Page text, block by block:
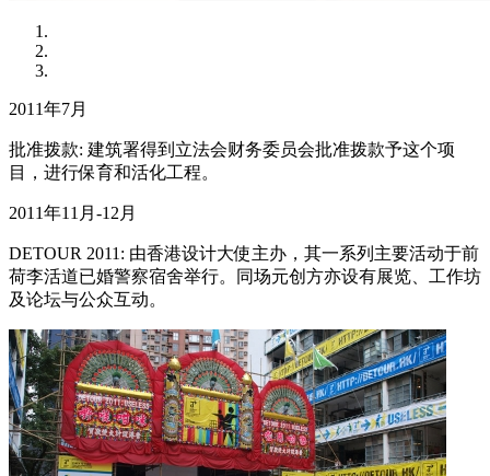
2011年7月
批准拨款: 建筑署得到立法会财务委员会批准拨款予这个项
目，进行保育和活化工程。
2011年11月-12月
DETOUR 2011: 由香港设计大使主办，其一系列主要活动于前
荷李活道已婚警察宿舍举行。同场元创方亦设有展览、工作坊
及论坛与公众互动。